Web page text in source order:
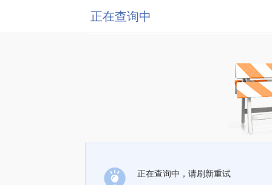
正在查询中
正在查询中，请刷新重试